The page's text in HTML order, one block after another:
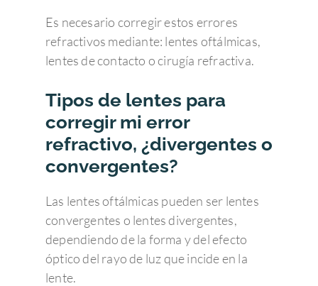
Es necesario corregir estos errores
refractivos mediante: lentes oftálmicas,
lentes de contacto o cirugía refractiva.
Tipos de lentes para
corregir mi error
refractivo, ¿divergentes o
convergentes?
Las lentes oftálmicas pueden ser lentes
convergentes o lentes divergentes,
dependiendo de la forma y del efecto
óptico del rayo de luz que incide en la
lente.